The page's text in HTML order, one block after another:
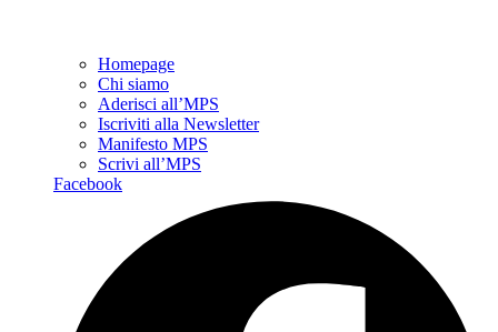
Homepage
Chi siamo
Aderisci all’MPS
Iscriviti alla Newsletter
Manifesto MPS
Scrivi all’MPS
Facebook